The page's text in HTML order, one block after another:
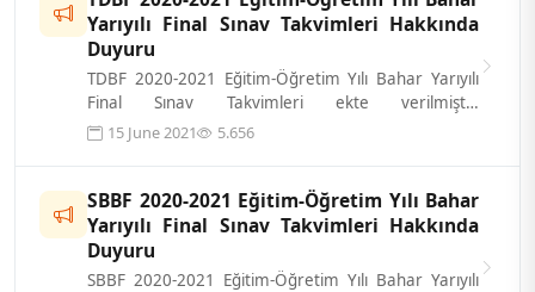
Yarıyılı Final Sınav Takvimleri Hakkında
Duyuru
TDBF 2020-2021 Eğitim-Öğretim Yılı Bahar Yarıyılı
Final Sınav Takvimleri ekte verilmiştir.
Öğrencilerimize Önemle Duyurulur. &...
15 June 2021 5.656
SBBF 2020-2021 Eğitim-Öğretim Yılı Bahar
Yarıyılı Final Sınav Takvimleri Hakkında
Duyuru
SBBF 2020-2021 Eğitim-Öğretim Yılı Bahar Yarıyılı